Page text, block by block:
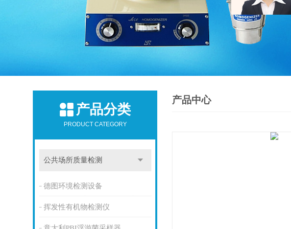
产品分类
PRODUCT CATEGORY
公共场所质量检测
德图环境检测设备
挥发性有机物检测仪
产品中心